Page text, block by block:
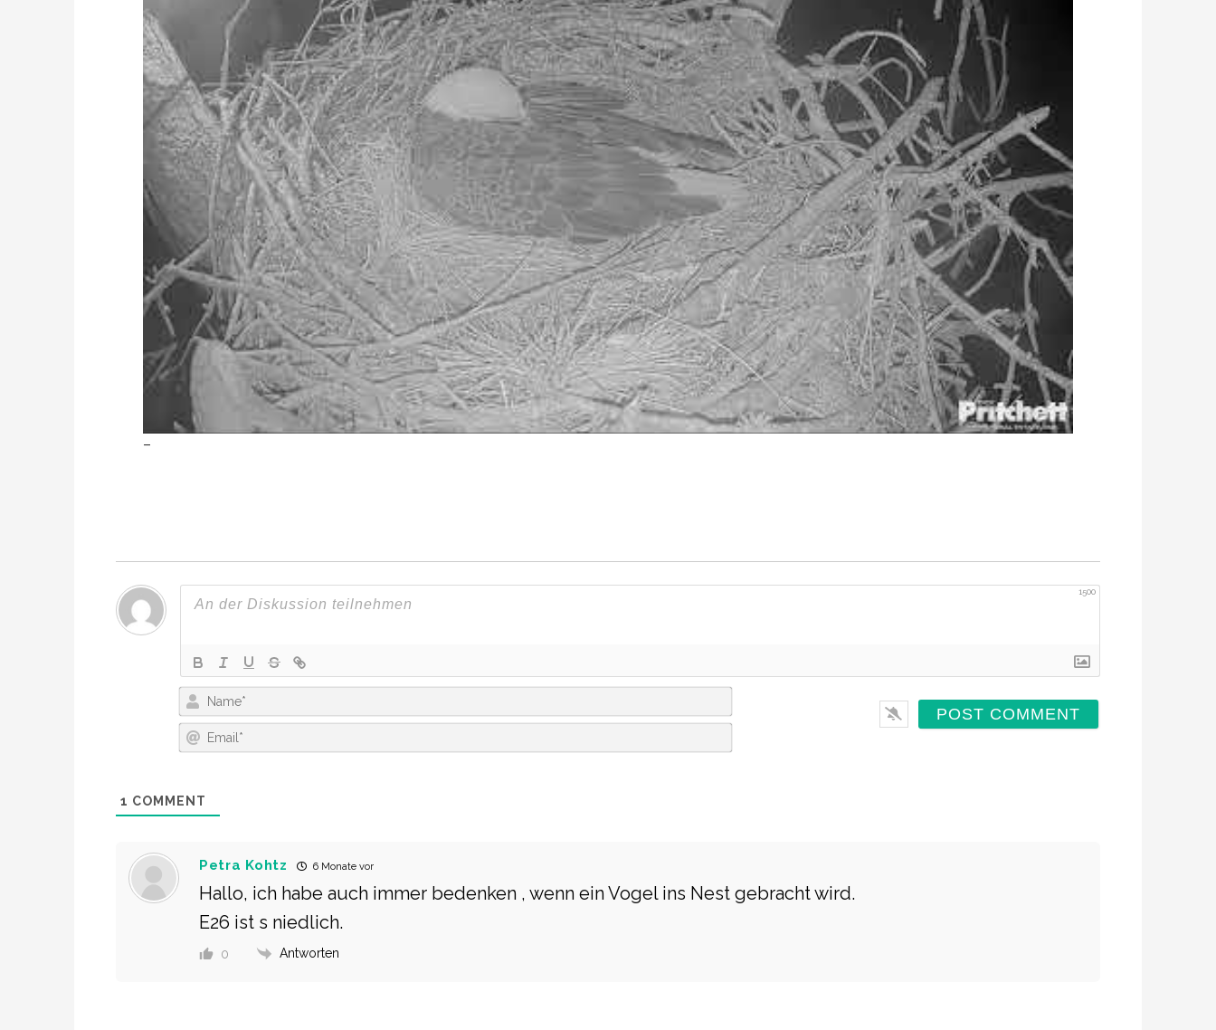
–
1500
N
A
M
E
M
1 COMMENT
Petra Kohtz 6 Monate vor
Hallo, ich habe auch immer bedenken , wenn ein Vogel ins Nest gebracht wird.
E26 ist s niedlich.
0 Antworten